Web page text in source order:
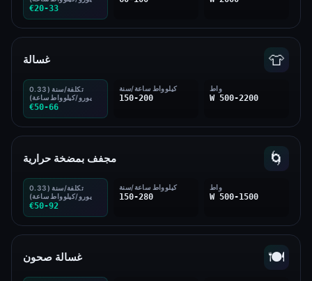
€20-33
👕 غسالة
واط
500-2200 W
كيلوواط ساعة/سنة
150-200
تكلفة/سنة (0.33
يورو/كيلوواط ساعة)
€50-66
🌀 مجفف بمضخة حرارية
واط
500-1500 W
كيلوواط ساعة/سنة
150-280
تكلفة/سنة (0.33
يورو/كيلوواط ساعة)
€50-92
🍽️ غسالة صحون